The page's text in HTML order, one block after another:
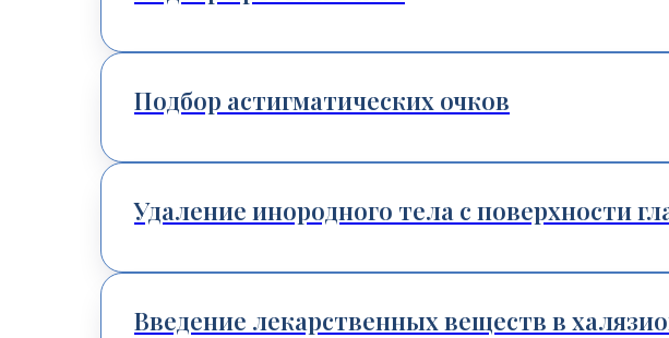
Подбор астигматических очков
Удаление инородного тела с поверхности
Введение лекарственных веществ в